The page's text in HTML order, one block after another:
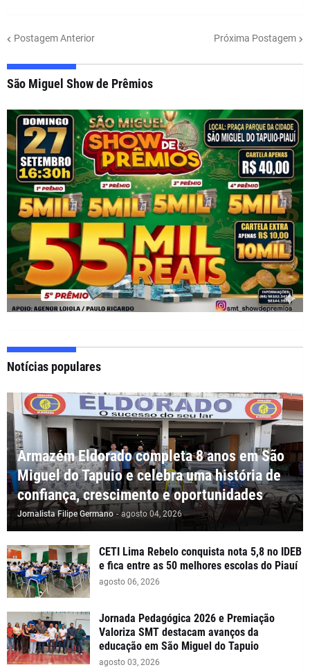
Postagem Anterior Próxima Postagem
São Miguel Show de Prêmios
Notícias populares
Armazém Eldorado completa 8 anos em São
Miguel do Tapuio e celebra uma história de
confiança, crescimento e oportunidades
Jornalista Filipe Germano - agosto 04, 2026
CETI Lima Rebelo conquista nota 5,8 no IDEB
e fica entre as 50 melhores escolas do Piauí
agosto 06, 2026
Jornada Pedagógica 2026 e Premiação
Valoriza SMT destacam avanços da
educação em São Miguel do Tapuio
agosto 03, 2026